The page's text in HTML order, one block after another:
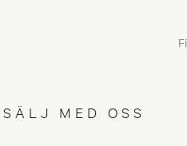
Fi
SÄLJ MED OSS